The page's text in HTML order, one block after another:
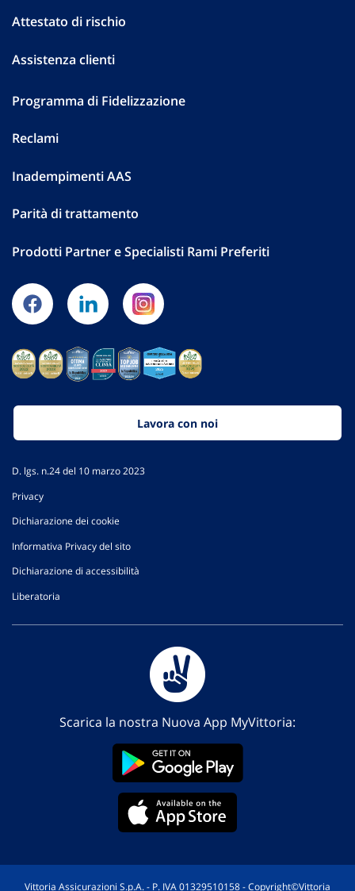
Attestato di rischio
Assistenza clienti
Programma di Fidelizzazione
Reclami
Inadempimenti AAS
Parità di trattamento
Prodotti Partner e Specialisti Rami Preferiti
Lavora con noi
D. lgs. n.24 del 10 marzo 2023
Privacy
Dichiarazione dei cookie
Informativa Privacy del sito
Dichiarazione di accessibilità
Liberatoria
Scarica la nostra Nuova App MyVittoria:
Vittoria Assicurazioni S.p.A. - P. IVA 01329510158 - Copyright©Vittoria